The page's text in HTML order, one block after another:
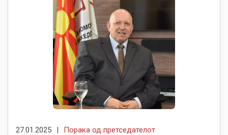
27.01.2025 | Порака од претседателот